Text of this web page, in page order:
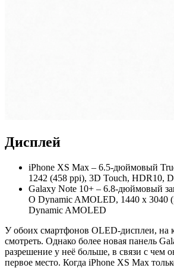
Дисплей
iPhone XS Max – 6.5-дюймовый
1242 (458 ppi), 3D Touch, HDR10,
Galaxy Note 10+ – 6.8-дюймовый
O Dynamic AMOLED, 1440 x 3040
Dynamic AMOLED
У обоих смартфонов OLED-дисплеи, на
смотреть. Однако более новая панель
разрешение у неё больше, в связи с чем
первое место. Когда iPhone XS Max